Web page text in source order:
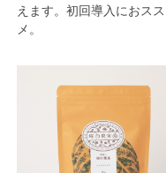
えます。初回導入におスス
メ。